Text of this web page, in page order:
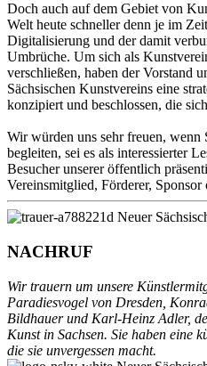
Doch auch auf dem Gebiet von
Welt heute schneller denn je im
Digitalisierung und der damit
Umbrüche. Um sich als
verschließen, haben der Vorstand
Sächsischen Kunstvereins eine
konzipiert und beschlossen, die
Wir würden uns sehr freuen, wenn
begleiten, sei es als interessierter
Besucher unserer öffentlich
Vereinsmitglied, Förderer, Sponsor
NACHRUF
Wir trauern um unsere
Paradiesvogel von Dresden,
Bildhauer und Karl-Heinz Adler,
Kunst in Sachsen. Sie haben eine
die sie unvergessen macht.